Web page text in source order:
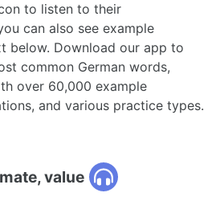
to listen to their
can also see example
below. Download our app to
common German words,
over 60,000 example
and various practice types.
value